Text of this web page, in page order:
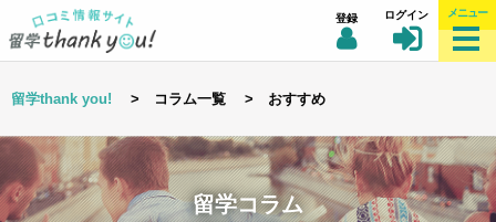
登録 ログイン メニュー
留学thank you! > コラム一覧 > おすすめ
留学コラム